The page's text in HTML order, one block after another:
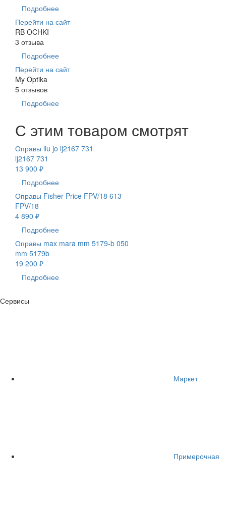
Подробнее
Перейти на сайт
RB OCHKI
3 отзыва
Подробнее
Перейти на сайт
My Optika
5 отзывов
Подробнее
С этим товаром смотрят
Оправы liu jo lj2167 731
lj2167 731
13 900 ₽
Подробнее
Оправы Fisher-Price FPV/18 613
FPV/18
4 890 ₽
Подробнее
Оправы max mara mm 5179-b 050
mm 5179b
19 200 ₽
Подробнее
Сервисы
Маркет
Примерочная